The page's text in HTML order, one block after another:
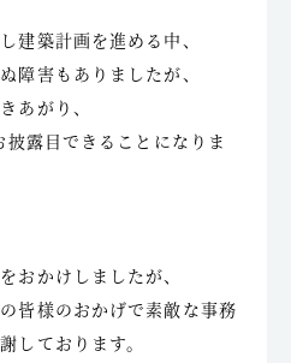
建築計画を進める中、
障害もありましたが、
あがり、
露目できることになりま
おかけしましたが、
皆様のおかげで素敵な事務
しております。